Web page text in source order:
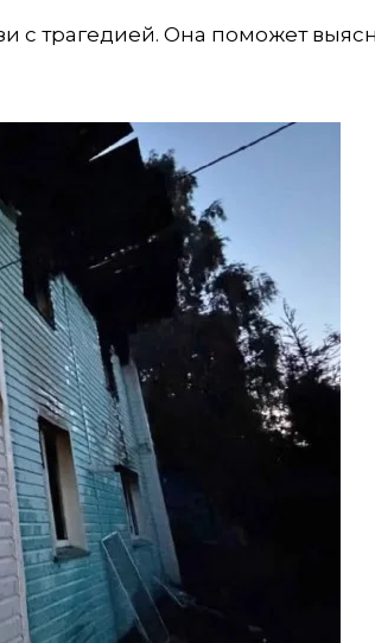
с трагедией. Она поможет